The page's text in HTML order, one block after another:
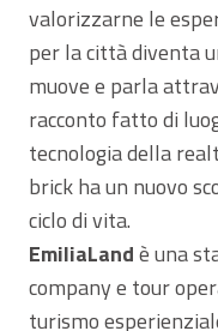
valorizzarne le
per la città diventa
muove e parla
racconto fatto di
tecnologia della
brick ha un nuovo
ciclo di vita.
EmiliaLandè una
company e tour
turismo